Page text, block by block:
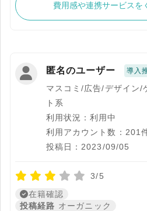
費用感や連携サービスを
匿名のユーザー 導入
マスコミ/広告/デザイン/
ト系
利用状況：利用中
利用アカウント数：201
投稿日：2023/09/05
3/5
在籍確認
投稿経路 オーガニック